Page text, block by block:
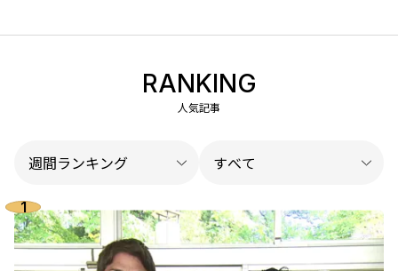
RANKING
人気記事